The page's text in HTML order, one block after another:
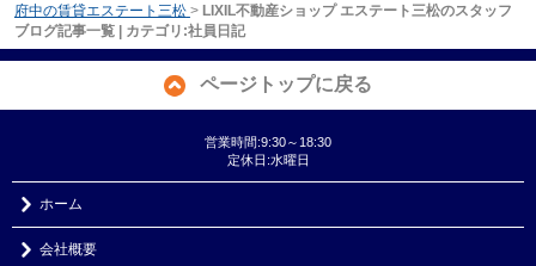
府中の賃貸エステート三松 > LIXIL不動産ショップ エステート三松のスタッフ
ブログ記事一覧 | カテゴリ:社員日記
ページトップに戻る
営業時間:9:30～18:30
定休日:水曜日
ホーム
会社概要